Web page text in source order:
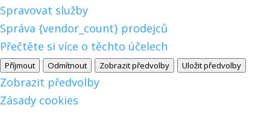
Spravovat služby
Správa {vendor_count} prodejců
Přečtěte si více o těchto účelech
Příjmout Odmítnout Zobrazit předvolby Uložit předvolby
Zobrazit předvolby
Zásady cookies